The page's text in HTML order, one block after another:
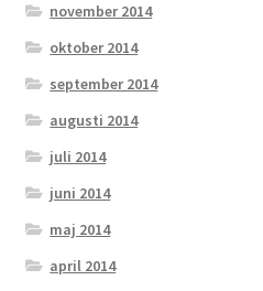
november 2014
oktober 2014
september 2014
augusti 2014
juli 2014
juni 2014
maj 2014
april 2014